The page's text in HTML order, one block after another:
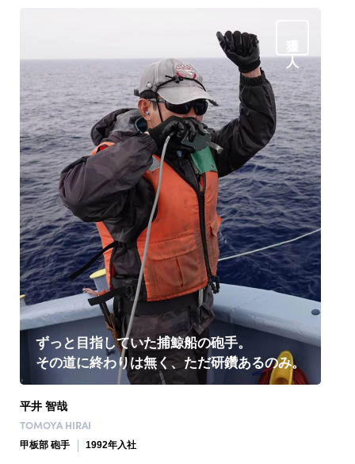
ずっと目指していた捕鯨船の砲手。
その道に終わりは無く、ただ研鑽あるのみ。
平井 智哉
TOMOYA HIRAI
甲板部 砲手 1992年入社